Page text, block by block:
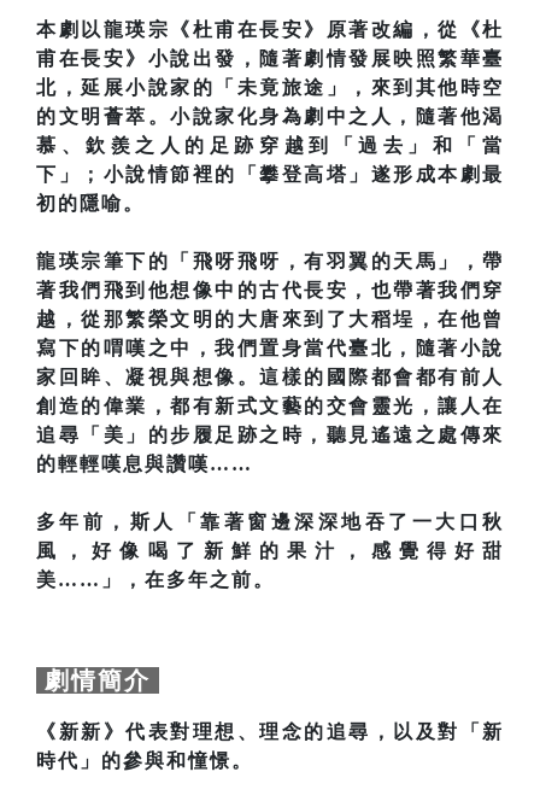
本劇以龍瑛宗《杜甫在長安》原著改編，從《杜
甫在長安》小說出發，隨著劇情發展映照繁華臺
北，延展小說家的「未竟旅途」，來到其他時空
的文明薈萃。小說家化身為劇中之人，隨著他渴
慕、欽羨之人的足跡穿越到「過去」和「當
下」；小說情節裡的「攀登高塔」遂形成本劇最
初的隱喻。
龍瑛宗筆下的「飛呀飛呀，有羽翼的天馬」，帶
著我們飛到他想像中的古代長安，也帶著我們穿
越，從那繁榮文明的大唐來到了大稻埕，在他曾
寫下的喟嘆之中，我們置身當代臺北，隨著小說
家回眸、凝視與想像。這樣的國際都會都有前人
創造的偉業，都有新式文藝的交會靈光，讓人在
追尋「美」的步履足跡之時，聽見遙遠之處傳來
的輕輕嘆息與讚嘆……
多年前，斯人「靠著窗邊深深地吞了一大口秋
風，好像喝了新鮮的果汁，感覺得好甜
美……」，在多年之前。
劇情簡介
《新新》代表對理想、理念的追尋，以及對「新
時代」的參與和憧憬。